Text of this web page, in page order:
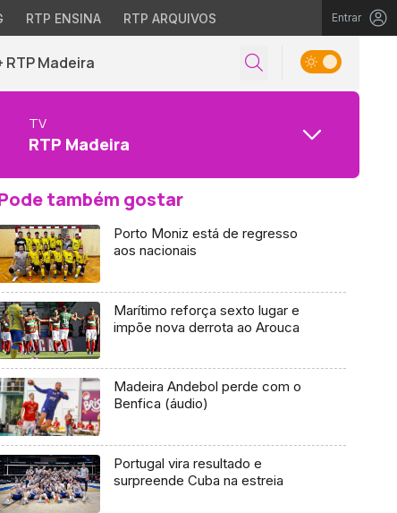
RTP ENSINA RTP ARQUIVOS Entrar
RTP Madeira
TV
RTP Madeira
também gostar
Porto Moniz está de regresso
aos nacionais
Marítimo reforça sexto lugar e
impõe nova derrota ao Arouca
Madeira Andebol perde com o
Benfica (áudio)
Portugal vira resultado e
surpreende Cuba na estreia